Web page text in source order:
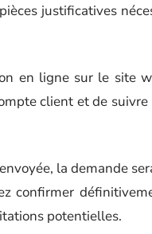
justificatives
en ligne sur le site
client et de
la demande
confirmer
potentielles.